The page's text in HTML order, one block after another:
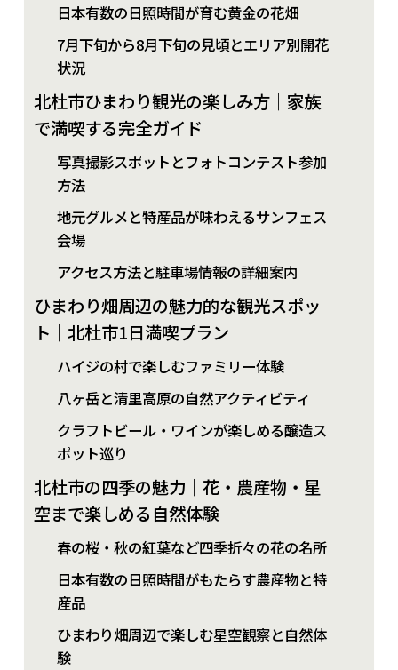
日本有数の日照時間が育む黄金の花畑
7月下旬から8月下旬の見頃とエリア別開花
状況
北杜市ひまわり観光の楽しみ方｜家族
で満喫する完全ガイド
写真撮影スポットとフォトコンテスト参加
方法
地元グルメと特産品が味わえるサンフェス
会場
アクセス方法と駐車場情報の詳細案内
ひまわり畑周辺の魅力的な観光スポッ
ト｜北杜市1日満喫プラン
ハイジの村で楽しむファミリー体験
八ヶ岳と清里高原の自然アクティビティ
クラフトビール・ワインが楽しめる醸造ス
ポット巡り
北杜市の四季の魅力｜花・農産物・星
空まで楽しめる自然体験
春の桜・秋の紅葉など四季折々の花の名所
日本有数の日照時間がもたらす農産物と特
産品
ひまわり畑周辺で楽しむ星空観察と自然体
験